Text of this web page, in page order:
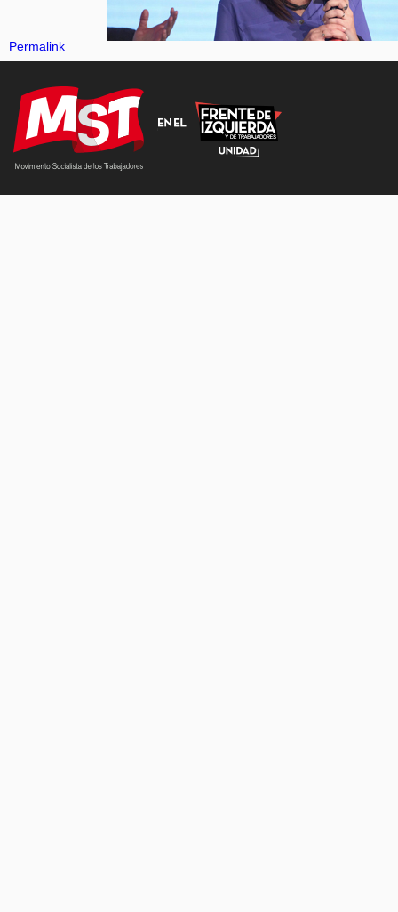
Permalink